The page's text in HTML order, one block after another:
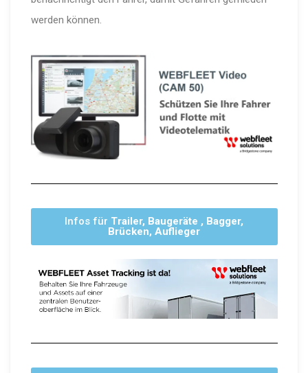
werden können.
Infos für Trailer, Baugeräte , Bagger,
Brücken, Auflieger